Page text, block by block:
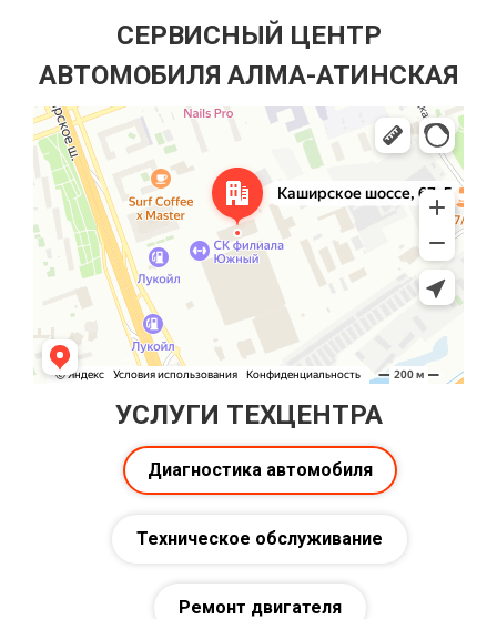
СЕРВИСНЫЙ ЦЕНТР
АВТОМОБИЛЯ АЛМА-АТИНСКАЯ
УСЛУГИ ТЕХЦЕНТРА
Диагностика автомобиля
Техническое обслуживание
Ремонт двигателя